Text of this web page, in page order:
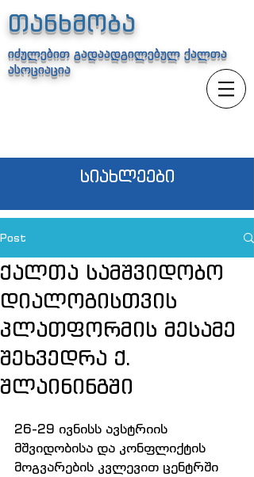
თანხმობა
იძულებით გადაადგილებულ ქალთა
ასოციაცია
სიახლეები
Post
ქალთა სამშვიდობო
დიალოგისთვის
პლათფორმის მესამე
შეხვედრა ქ.
შლაინინგში
26-29 ივნისს ავსტრიის
მშვიდობისა და კონფლიქტის
მოგვარების კვლევით ცენტრში